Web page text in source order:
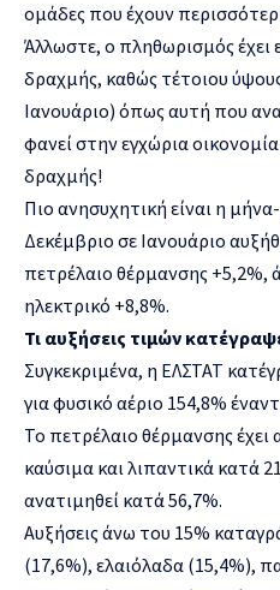
ομάδες που έχουν
Άλλωστε, ο πληθωρισμός
δραχμής, καθώς τέτοιου
Ιανουάριο) όπως αυτή που
φανεί στην εγχώρια
δραχμής!
Πιο ανησυχητική είναι η
Δεκέμβριο σε Ιανουάριο
πετρέλαιο θέρμανσης +5,2%,
ηλεκτρικό +8,8%.
Τι αυξήσεις τιμών
Συγκεκριμένα, η ΕΛΣΤΑΤ
για φυσικό αέριο 154,8%
Το πετρέλαιο θέρμανσης έχει
καύσιμα και λιπαντικά κατά
ανατιμηθεί κατά 56,7%.
Αυξήσεις άνω του 15%
(17,6%), ελαιόλαδα (15,4%),